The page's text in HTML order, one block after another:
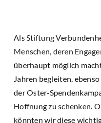
Als Stiftung
Menschen, deren
überhaupt möglich
Jahren begleiten,
der
Hoffnung zu schenken.
könnten wir diese